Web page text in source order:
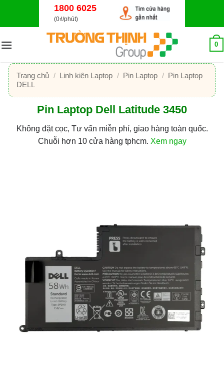
dung
1800 6025
(0₫/phút)
0
Trang chủ / Linh kiện Laptop / Pin Laptop / Pin Laptop
DELL
Pin Laptop Dell Latitude 3450
Không đặt cọc, Tư vấn miễn phí, giao hàng toàn quốc.
Chuỗi hơn 10 cửa hàng tphcm. Xem ngay